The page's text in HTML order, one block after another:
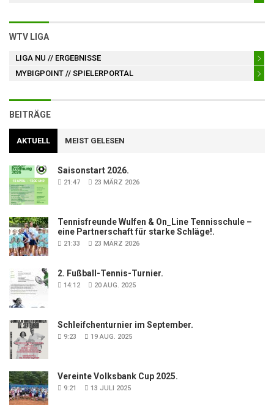
WTV LIGA
LIGA NU // ERGEBNISSE
MYBIGPOINT // SPIELERPORTAL
BEITRÄGE
AKTUELL MEIST GELESEN
Saisonstart 2026.
21:47 23 MÄRZ 2026
Tennisfreunde Wulfen & On_Line Tennisschule –
eine Partnerschaft für starke Schläge!.
21:33 23 MÄRZ 2026
2. Fußball-Tennis-Turnier.
14:12 20 AUG. 2025
Schleifchenturnier im September.
9:23 19 AUG. 2025
Vereinte Volksbank Cup 2025.
9:21 13 JULI 2025